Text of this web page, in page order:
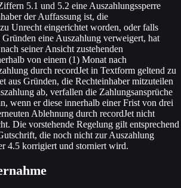
5.1 und 5.2 eine Auszahlungssperre
der Auffassung ist, die
Unrecht eingerichtet worden, oder falls
Gründen eine Auszahlung verweigert, hat
seiner Ansicht zustehenden
von einem (1) Monat nach
durch recordJet in Textform geltend zu
aus Gründen, die Rechteinhaber mitzuteilen
ab, verfallen die Zahlungsansprüche
wenn er diese innerhalb einer Frist von drei
Ablehnung durch recordJet nicht
Die vorstehende Regelung gilt entsprechend
die noch nicht zur Auszahlung
4.5 korrigiert und storniert wird.